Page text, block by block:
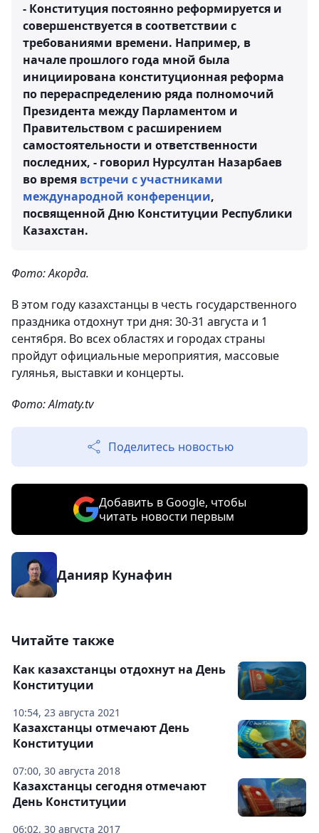
- Конституция постоянно реформируется и
совершенствуется в соответствии с
требованиями времени. Например, в
начале прошлого года мной была
инициирована конституционная реформа
по перераспределению ряда полномочий
Президента между Парламентом и
Правительством с расширением
самостоятельности и ответственности
последних, - говорил Нурсултан Назарбаев
во время встречи с участниками
международной конференции,
посвященной Дню Конституции Республики
Казахстан.
Фото: Акорда.
В этом году казахстанцы в честь государственного
праздника отдохнут три дня: 30-31 августа и 1
сентября. Во всех областях и городах страны
пройдут официальные мероприятия, массовые
гулянья, выставки и концерты.
Фото: Almaty.tv
Поделитесь новостью
Добавить в Google, чтобы
читать новости первым
Данияр Кунафин
Читайте также
10:54, 23 августа 2021
Как казахстанцы отдохнут на День
Конституции
07:00, 30 августа 2018
Казахстанцы отмечают День
Конституции
06:02, 30 августа 2017
Казахстанцы сегодня отмечают
День Конституции